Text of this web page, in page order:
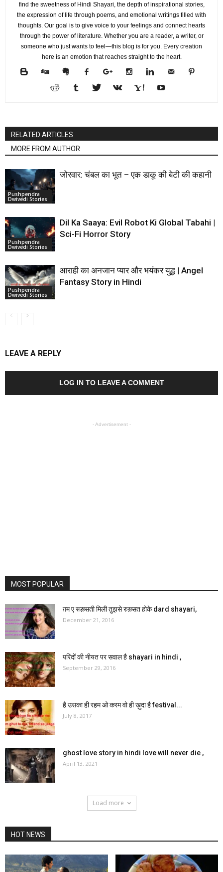
find the sweetness of Hindi Shayari, the depth of inspirational stories,
the expression of life through poems, and emotional writings filled with
thoughts. Our goal is to give voice to your feelings and connect hearts
through the power of literature. Whether you are a reader, a writer, or
someone who just wants to feel—this blog is for you. Every creation
here is an emotion that reaches straight to the heart.
RELATED ARTICLES
MORE FROM AUTHOR
Pushpendra
Dwivedi Stories
जोरवार: चंबल का भूत – एक डाकू की बेटी की कहानी
Pushpendra
Dwivedi Stories
Dil Ka Saaya: Evil Robot Ki Global Tabahi |
Sci-Fi Horror Story
Pushpendra
Dwivedi Stories
आराही का अनजान प्यार और भयंकर युद्ध | Angel
Fantasy Story in Hindi
LEAVE A REPLY
LOG IN TO LEAVE A COMMENT
- Advertisement -
MOST POPULAR
ग़म ए रूख़्सती मिली तुझसे रुख़्सत होके dard shayari,
December 21, 2016
परिंदों की नीयत पर सवाल है shayari in hindi ,
September 29, 2016
है उसका ही रहम ओ करम वो ही ख़ुदा है festival...
July 8, 2017
ghost love story in hindi love will never die ,
April 13, 2021
Load more
HOT NEWS